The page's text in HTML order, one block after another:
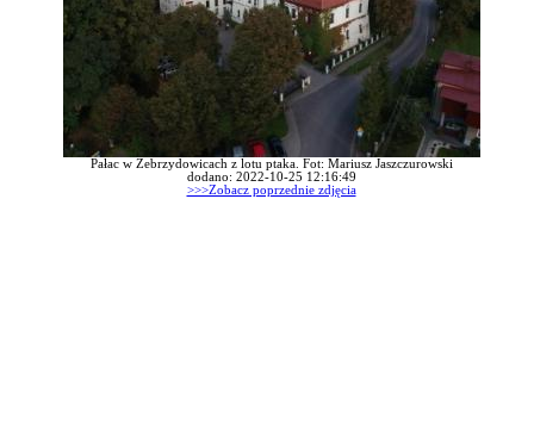
Pałac w Zebrzydowicach z lotu ptaka. Fot: Mariusz Jaszczurowski
dodano: 2022-10-25 12:16:49
>>>Zobacz poprzednie zdjęcia